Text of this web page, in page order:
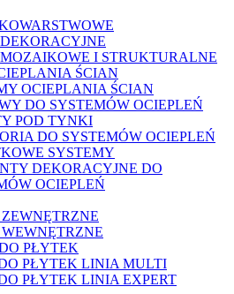
I STRUKTURALNE
ŚCIAN
OCIEPLANIA ŚCIAN
DO SYSTEMÓW OCIEPLEŃ
POD TYNKI
DO SYSTEMÓW OCIEPLEŃ
SYSTEMY
DEKORACYJNE DO
OCIEPLEŃ
PŁYTEK
PŁYTEK LINIA MULTI
PŁYTEK LINIA EXPERT